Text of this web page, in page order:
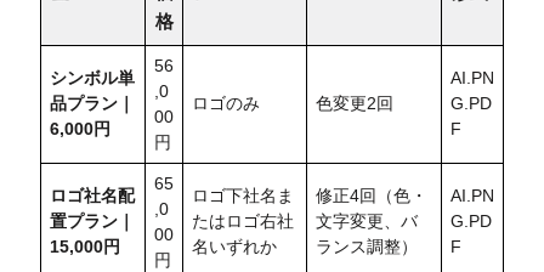
格
シンボル単
品プラン｜
6,000円
56
,0
00
円
ロゴのみ 色変更2回
AI.PN
G.PD
F
ロゴ社名配
置プラン｜
15,000円
65
,0
00
円
ロゴ下社名ま
たはロゴ右社
名いずれか
修正4回（色・
文字変更、バ
ランス調整）
AI.PN
G.PD
F